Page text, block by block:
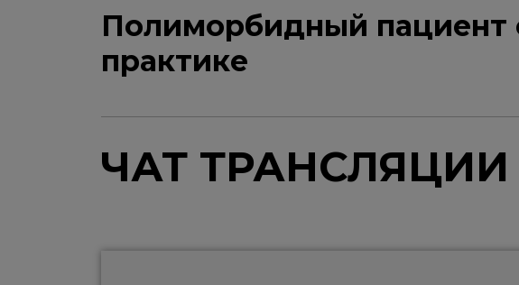
Полиморбидный пациент
практике
ЧАТ ТРАНСЛЯЦИИ